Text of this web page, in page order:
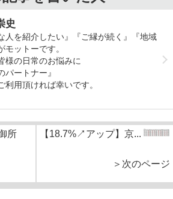
史
人を紹介したい』『ご縁が続く』『地域
モットーです。
様の日常のお悩みに
パートナー』
利用頂ければ幸いです。
所
【18.7%↗アップ】京...
＞次のページ